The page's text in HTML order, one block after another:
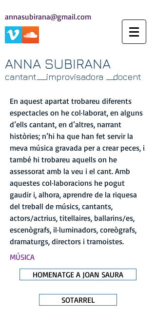
ANNA SUBIRANA
cantant improvisadora docent
annasubirana@gmail.com
En aquest apartat trobareu diferents
espectacles on he col·laborat, en alguns
d’ells cantant, en d’altres, narrant
històries; n’hi ha que han fet servir la
meva música gravada per a crear peces, i
també hi trobareu aquells on he
assessorat amb la veu i el cant. Amb
aquestes col·laboracions he pogut
gaudir i, alhora, aprendre de la riquesa
del treball de músics, cantants,
actors/actrius, titellaires, ballarins/es,
escenògrafs, il·luminadors, coreògrafs,
dramaturgs, directors i tramoistes.
MÚSICA
HOMENATGE A JOAN SAURA
SOTARREL